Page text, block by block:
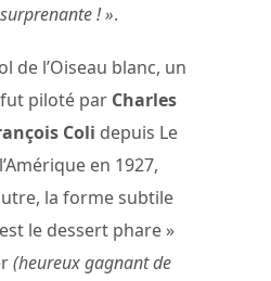
! ».
de l’Oiseau blanc, un
piloté par Charles
Coli depuis Le
en 1927,
la forme subtile
le dessert phare »
(heureux gagnant de